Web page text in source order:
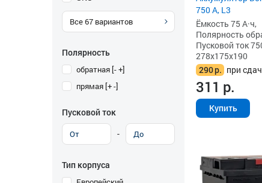
Все67 вариантов
Полярность
обратная [- +]
прямая [+ -]
Пусковой ток
-
Тип корпуса
750 А, L3
Ёмкость 75 А·ч,
Полярность
Пусковой ток
278x175x190
290р. при
311 р.
Купить